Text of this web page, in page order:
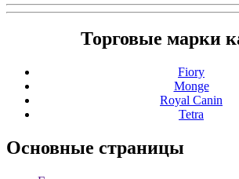
Торговые марки
Fiory
Monge
Royal Canin
Tetra
Основные страницы